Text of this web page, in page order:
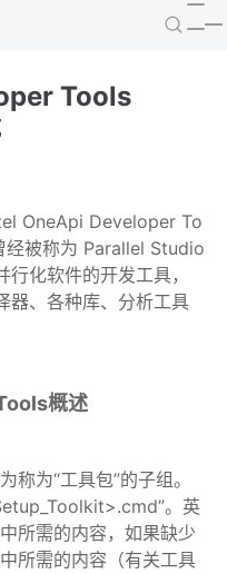
Tools
OneApi Developer To
经被称为 Parallel Studio
化软件的开发工具，
、各种库、分析工具
概述
称为“工具包”的子组。
。英
所需的内容，如果缺少
所需的内容（有关工具